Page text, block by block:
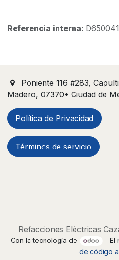
Referencia interna:
Poniente 116 #283,
Madero, 07370• Ciudad de
Política de Privacidad
Términos de servicio
Refacciones Eléctricas
Con la tecnología de - El
de código